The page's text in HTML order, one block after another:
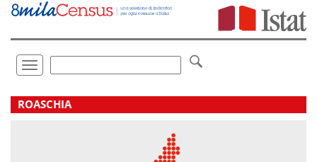
Vai
direttamente
Toggle
navigation
.
ROASCHIA